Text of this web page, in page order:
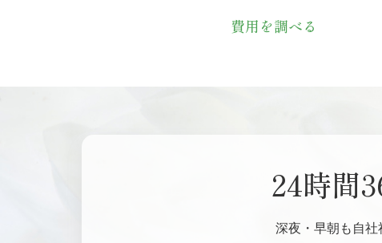
費用を調べる
24時間
深夜・早朝も自社